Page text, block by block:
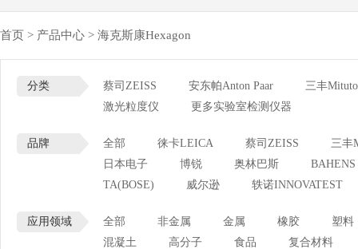
首页 > 产品中心 > 海克斯康Hexagon
分类 蔡司ZEISS 安东帕Anton Paar
三丰
激光粒度仪
更多实验室检测仪器
品牌 全部 徕卡LEICA 蔡司ZEISS
三丰
日本电子
博锐 奥林巴斯
BAHENS
TA(BOSE)
威尔逊 轶诺INNOVATEST
应用领域 全部 非金属 金属 橡胶
塑料
混凝土
高分子 食品 复合材料